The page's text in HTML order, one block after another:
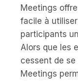
Meetings
facile à
participants
Alors que les
cessent de
Meetings